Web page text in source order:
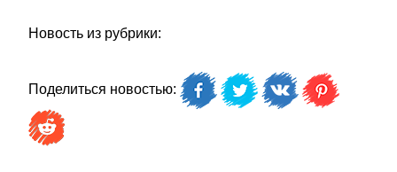
Новость из рубрики:
Поделиться новостью: